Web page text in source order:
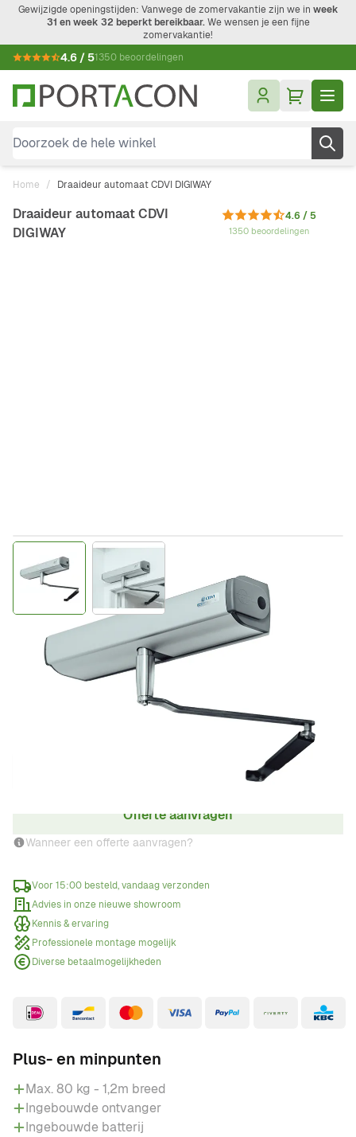
Ga naar de inhoud
Gewijzigde openingstijden: Vanwege de zomervakantie zijn we in week
31 en week 32 beperkt bereikbaar.We wensen je een fijne
zomervakantie!
4.6 / 51350 beoordelingen
Doorzoek de hele winkel
Home / Draaideur automaat CDVI DIGIWAY
Draaideur automaat CDVI
DIGIWAY
4.6 / 5
1350 beoordelingen
View larger imageView larger image
Direct leverbaar C543095 Productgroep D
Incl. BTW
Offerte aanvragen
Wanneer een offerte aanvragen?
Voor 15:00 besteld, vandaag verzonden
Advies in onze nieuwe showroom
Kennis & ervaring
Professionele montage mogelijk
Diverse betaalmogelijkheden
Plus- en minpunten
Max. 80 kg - 1,2m breed
Ingebouwde ontvanger
Ingebouwde batterij